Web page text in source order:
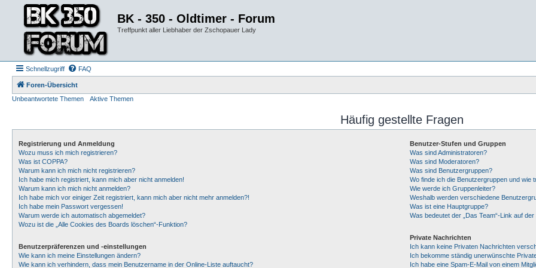
BK - 350 - Oldtimer - Forum
Treffpunkt aller Liebhaber der Zschopauer Lady
Schnellzugriff FAQ
Foren-Übersicht
Unbeantwortete Themen
Aktive Themen
Häufig gestellte Fragen
Registrierung und Anmeldung
Wozu muss ich mich registrieren?
Was ist COPPA?
Warum kann ich mich nicht registrieren?
Ich habe mich registriert, kann mich aber nicht anmelden!
Warum kann ich mich nicht anmelden?
Ich habe mich vor einiger Zeit registriert, kann mich aber nicht mehr anmelden?!
Ich habe mein Passwort vergessen!
Warum werde ich automatisch abgemeldet?
Wozu ist die „Alle Cookies des Boards löschen“-Funktion?
Benutzerpräferenzen und -einstellungen
Wie kann ich meine Einstellungen ändern?
Wie kann ich verhindern, dass mein Benutzername in der Online-Liste auftaucht?
Benutzer-Stufen und Gruppen
Was sind Administratoren?
Was sind Moderatoren?
Was sind Benutzergruppen?
Wo finde ich die Benutzergruppen und wie
Wie werde ich Gruppenleiter?
Weshalb werden verschiedene
Was ist eine Hauptgruppe?
Was bedeutet der „Das Team“-Link auf
Private Nachrichten
Ich kann keine Privaten Nachrichten
Ich bekomme ständig unerwünschte
Ich habe eine Spam-E-Mail von einem